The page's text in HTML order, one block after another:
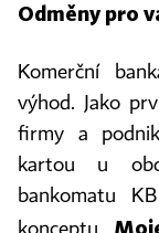
Odměny pro
Komerční
výhod. Jako
firmy a
kartou u
bankomatu